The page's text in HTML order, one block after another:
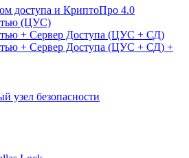
доступа и КриптоПро 4.0
(ЦУС)
+ Сервер Доступа (ЦУС + СД)
+ Сервер Доступа (ЦУС + СД) +
узел безопасности